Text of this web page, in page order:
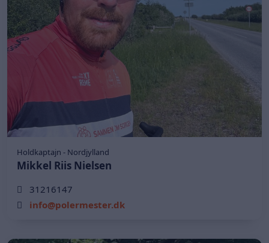
Holdkaptajn - Nordjylland
Mikkel Riis Nielsen
31216147
info@polermester.dk